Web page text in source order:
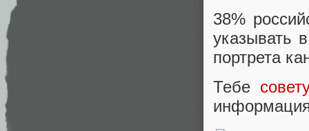
38%
указывать
портрета
Тебе